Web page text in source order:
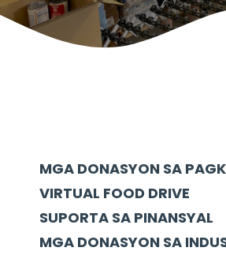
MGA DONASYON SA
VIRTUAL FOOD DRIVE
SUPORTA SA PINANSYAL
MGA DONASYON SA